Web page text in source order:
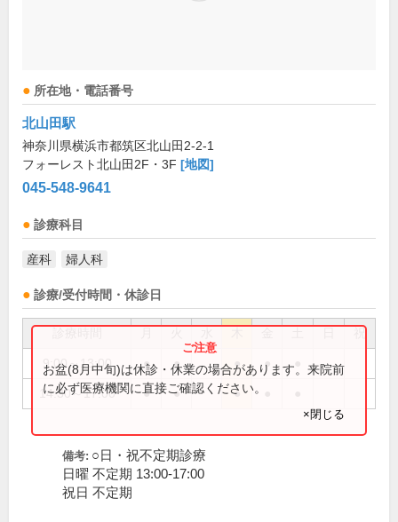
所在地・電話番号
北山田駅
神奈川県横浜市都筑区北山田2-2-1
フォーレスト北山田2F・3F [地図]
045-548-9641
診療科目
産科 婦人科
診療/受付時間・休診日
祝
9:00～13:00 ● ● ● ●
14:30～17:00 ● ● ●
お盆(8月中旬)は休診・休業の場合があります。来院前
に必ず医療機関に直接ご確認ください。
×閉じる
備考: ○日・祝不定期診療
日曜 不定期 13:00-17:00
祝日 不定期